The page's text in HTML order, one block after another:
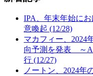
IPA、年末年始に
意喚起 (12/28)
マカフィー、2024
向予測を発表 ～
行 (12/27)
ノートン、2024年